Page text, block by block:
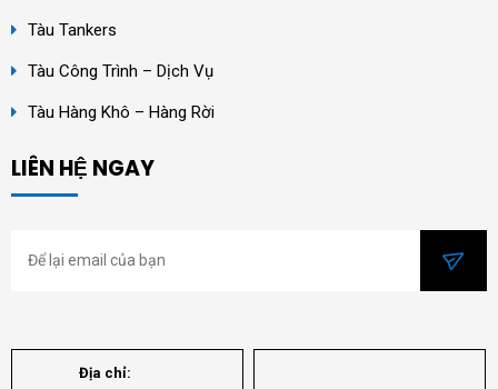
Tàu Tankers
Tàu Công Trình – Dịch Vụ
Tàu Hàng Khô – Hàng Rời
LIÊN HỆ NGAY
Địa chỉ: